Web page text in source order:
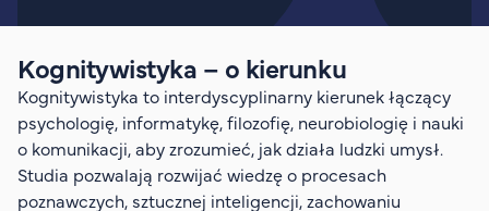
Studia II stopnia
Studia jednolite magisterskie
Studia podyplomowe
Study in English
Wydziały
Opłaty za studia
Kognitywistyka – o kierunku
Kognitywistyka to interdyscyplinarny kierunek łączący
psychologię, informatykę, filozofię, neurobiologię i nauki
o komunikacji, aby zrozumieć, jak działa ludzki umysł.
Studia pozwalają rozwijać wiedzę o procesach
poznawczych, sztucznej inteligencji, zachowaniu